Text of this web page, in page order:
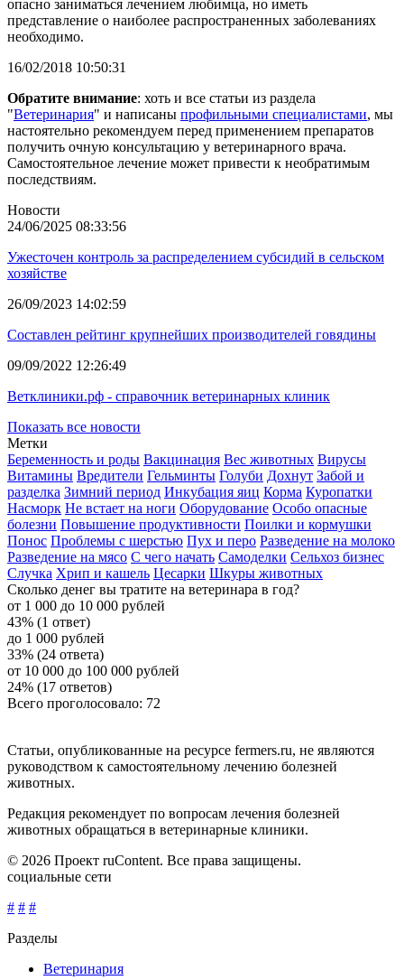
опасно заниматься лечением любимца, но иметь
представление о наиболее распространенных заболеваниях
необходимо.
16/02/2018 10:50:31
Обратите внимание: хоть и все статьи из раздела
"Ветеринария" и написаны профильными специалистами, мы
настоятельно рекомендуем перед применением препаратов
получить очную консультацию у ветеринарного врача.
Самостоятельное лечение может привести к необратимым
последствиям.
Новости
24/06/2025 08:33:56
Ужесточен контроль за распределением субсидий в сельском
хозяйстве
26/09/2023 14:02:59
Составлен рейтинг крупнейших производителей говядины
09/09/2022 12:26:49
Ветклиники.рф - справочник ветеринарных клиник
Показать все новости
Метки
Беременность и роды Вакцинация Вес животных Вирусы
Витамины Вредители Гельминты Голуби Дохнут Забой и
разделка Зимний период Инкубация яиц Корма Куропатки
Насморк Не встает на ноги Оборудование Особо опасные
болезни Повышение продуктивности Поилки и кормушки
Понос Проблемы с шерстью Пух и перо Разведение на молоко
Разведение на мясо С чего начать Самоделки Сельхоз бизнес
Случка Хрип и кашель Цесарки Шкуры животных
Сколько денег вы тратите на ветеринара в год?
от 1 000 до 10 000 рублей
43% (1 ответ)
до 1 000 рублей
33% (24 ответа)
от 10 000 до 100 000 рублей
24% (17 ответов)
Всего проголосовало: 72
Статьи, опубликованные на ресурсе fermers.ru, не являются
руководством к самостоятельному лечению болезней
животных.
Редакция рекомендует по вопросам лечения болезней
животных обращаться в ветеринарные клиники.
© 2026 Проект ruContent. Все права защищены.
социальные сети
# # #
Разделы
Ветеринария